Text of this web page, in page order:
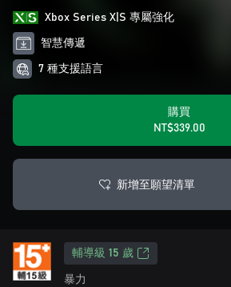
Xbox Series X|S 專屬強化
智慧傳遞
7 種支援語言
購買
NT$339.00
新增至願望清單
輔導級 15 歲
暴力